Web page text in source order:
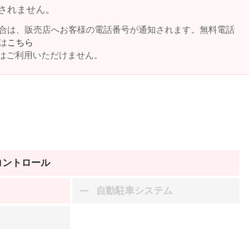
れません。
は、販売店へお客様の電話番号が通知されます。無料電話
こちら
ご利用いただけません。
トロール
自動駐車システム
：装備なし